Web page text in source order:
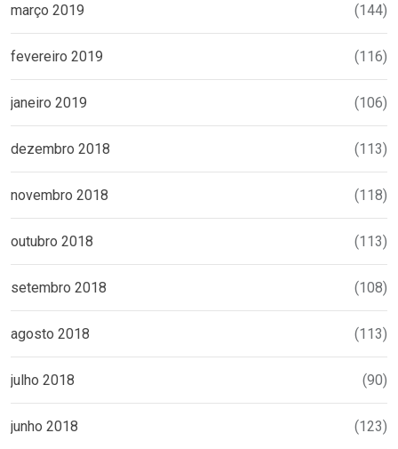
março 2019 (144)
fevereiro 2019 (116)
janeiro 2019 (106)
dezembro 2018 (113)
novembro 2018 (118)
outubro 2018 (113)
setembro 2018 (108)
agosto 2018 (113)
julho 2018 (90)
junho 2018 (123)